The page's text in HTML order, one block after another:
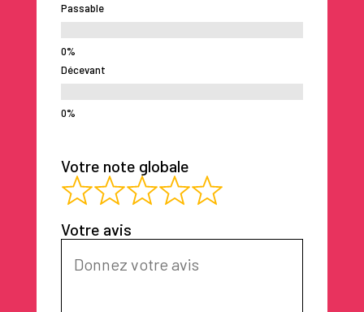
Passable
Décevant
Votre note globale
Votre avis